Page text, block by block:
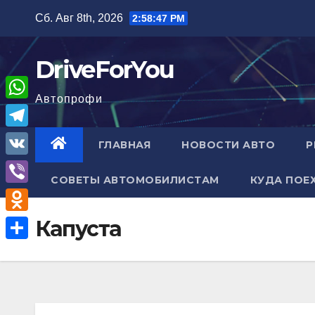
содержимому
Сб. Авг 8th, 2026 2:58:48 PM
DriveForYou
Автопрофи
ГЛАВНАЯ НОВОСТИ АВТО
СОВЕТЫ АВТОМОБИЛИСТАМ КУДА
Капуста
W
h
a
A
T
e
l
e
g
V
K
V
i
b
e
O